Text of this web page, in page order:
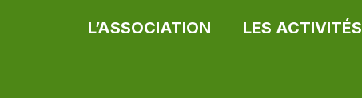
L’ASSOCIATION LES ACTIVITÉS